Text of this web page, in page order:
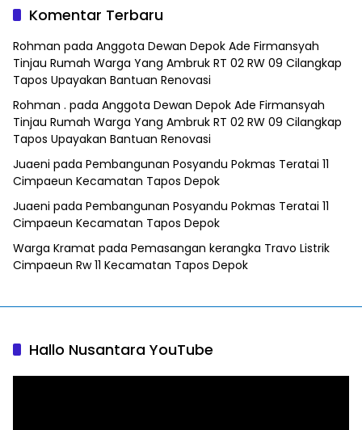
Komentar Terbaru
Rohman pada Anggota Dewan Depok Ade Firmansyah
Tinjau Rumah Warga Yang Ambruk RT 02 RW 09 Cilangkap
Tapos Upayakan Bantuan Renovasi
Rohman . pada Anggota Dewan Depok Ade Firmansyah
Tinjau Rumah Warga Yang Ambruk RT 02 RW 09 Cilangkap
Tapos Upayakan Bantuan Renovasi
Juaeni pada Pembangunan Posyandu Pokmas Teratai 11
Cimpaeun Kecamatan Tapos Depok
Juaeni pada Pembangunan Posyandu Pokmas Teratai 11
Cimpaeun Kecamatan Tapos Depok
Warga Kramat pada Pemasangan kerangka Travo Listrik
Cimpaeun Rw 11 Kecamatan Tapos Depok
Hallo Nusantara YouTube